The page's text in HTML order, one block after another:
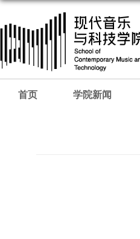
首页 学院新闻